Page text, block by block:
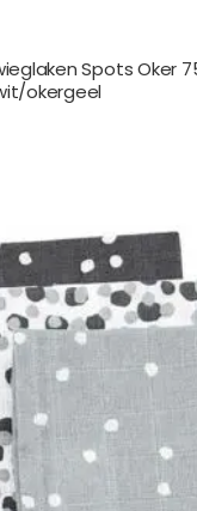
Spots Oker
okergeel